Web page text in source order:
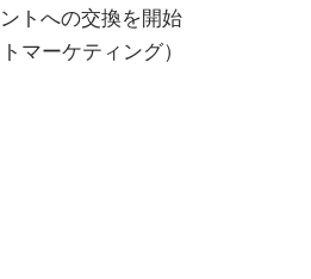
トへの交換を開始
マーケティング）